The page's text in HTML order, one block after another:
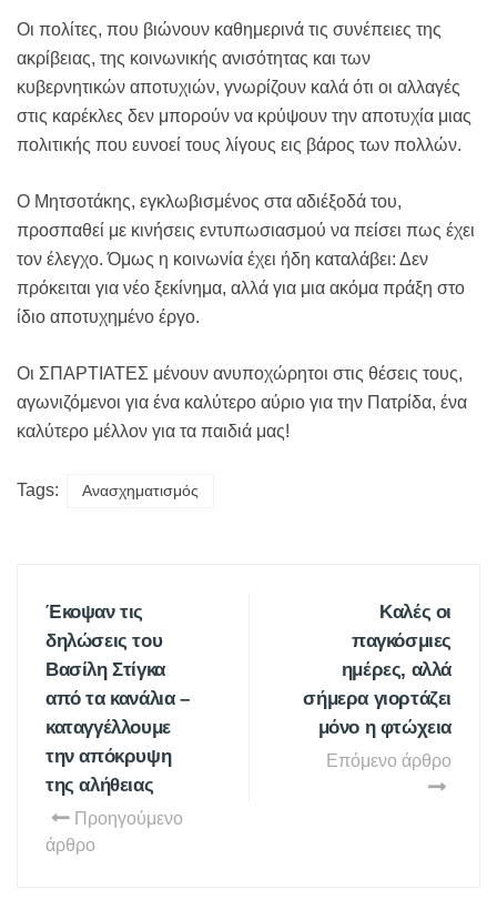
Οι πολίτες, που βιώνουν καθημερινά τις συνέπειες της
ακρίβειας, της κοινωνικής ανισότητας και των
κυβερνητικών αποτυχιών, γνωρίζουν καλά ότι οι αλλαγές
στις καρέκλες δεν μπορούν να κρύψουν την αποτυχία μιας
πολιτικής που ευνοεί τους λίγους εις βάρος των πολλών.
Ο Μητσοτάκης, εγκλωβισμένος στα αδιέξοδά του,
προσπαθεί με κινήσεις εντυπωσιασμού να πείσει πως έχει
τον έλεγχο. Όμως η κοινωνία έχει ήδη καταλάβει: Δεν
πρόκειται για νέο ξεκίνημα, αλλά για μια ακόμα πράξη στο
ίδιο αποτυχημένο έργο.
Οι ΣΠΑΡΤΙΑΤΕΣ μένουν ανυποχώρητοι στις θέσεις τους,
αγωνιζόμενοι για ένα καλύτερο αύριο για την Πατρίδα, ένα
καλύτερο μέλλον για τα παιδιά μας!
Tags: Ανασχηματισμός
Έκοψαν τις
δηλώσεις του
Βασίλη Στίγκα
από τα κανάλια –
καταγγέλλουμε
την απόκρυψη
της αλήθειας
Προηγούμενο
άρθρο
Καλές οι
παγκόσμιες
ημέρες, αλλά
σήμερα γιορτάζει
μόνο η φτώχεια
Επόμενο άρθρο